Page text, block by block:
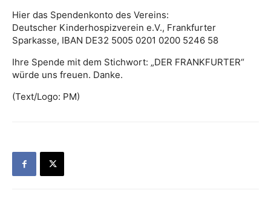
Hier das Spendenkonto des Vereins:
Deutscher Kinderhospizverein e.V., Frankfurter
Sparkasse, IBAN DE32 5005 0201 0200 5246 58
Ihre Spende mit dem Stichwort: „DER FRANKFURTER“
würde uns freuen. Danke.
(Text/Logo: PM)